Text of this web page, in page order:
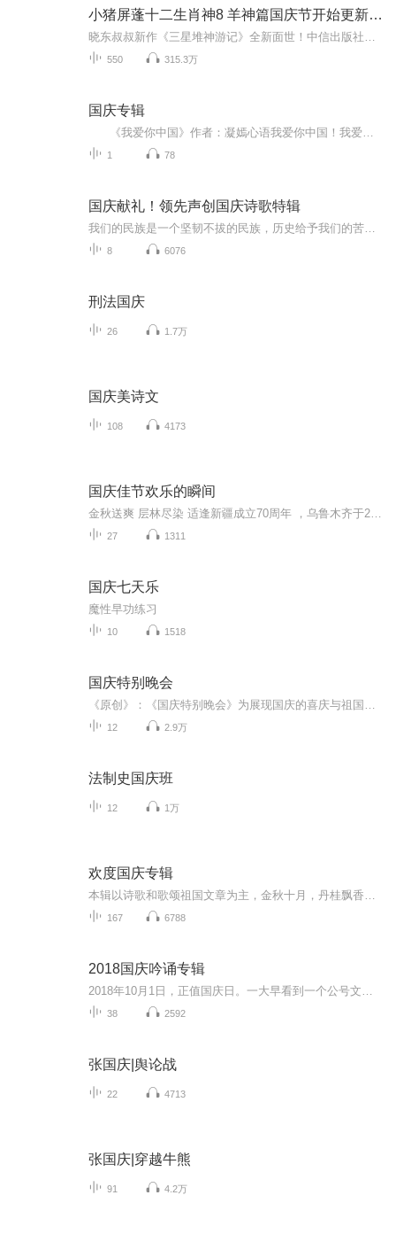
小猪屏蓬十二生肖神8 羊神篇国庆节开始更新啦！
550 315.3万
国庆专辑
1 78
国庆献礼！领先声创国庆诗歌特辑
8 6076
刑法国庆
26 1.7万
国庆美诗文
108 4173
国庆佳节欢乐的瞬间
27 1311
国庆七天乐
魔性早功练习
10 1518
国庆特别晚会
12 2.9万
法制史国庆班
12 1万
欢度国庆专辑
167 6788
2018国庆吟诵专辑
38 2592
张国庆|舆论战
22 4713
张国庆|穿越牛熊
91 4.2万